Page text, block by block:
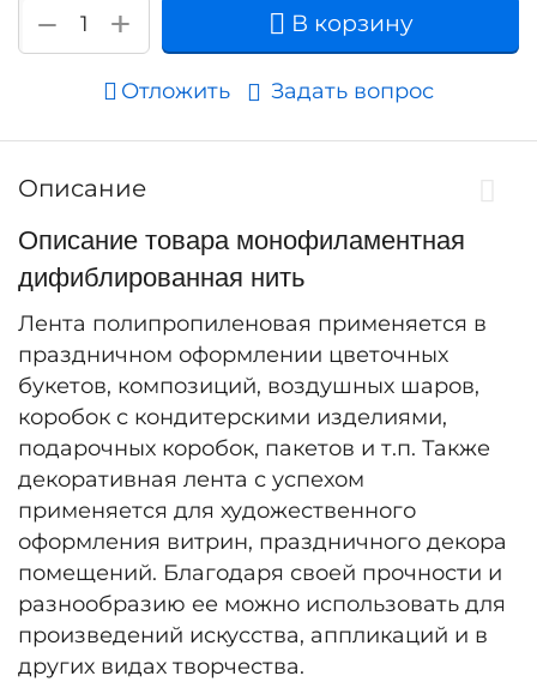
+
− В корзину
Отложить Задать вопрос
Описание
Описание товара монофиламентная
дифиблированная нить
Лента полипропиленовая применяется в
праздничном оформлении цветочных
букетов, композиций, воздушных шаров,
коробок с кондитерскими изделиями,
подарочных коробок, пакетов и т.п. Также
декоративная лента с успехом
применяется для художественного
оформления витрин, праздничного декора
помещений. Благодаря своей прочности и
разнообразию ее можно использовать для
произведений искусства, аппликаций и в
других видах творчества.